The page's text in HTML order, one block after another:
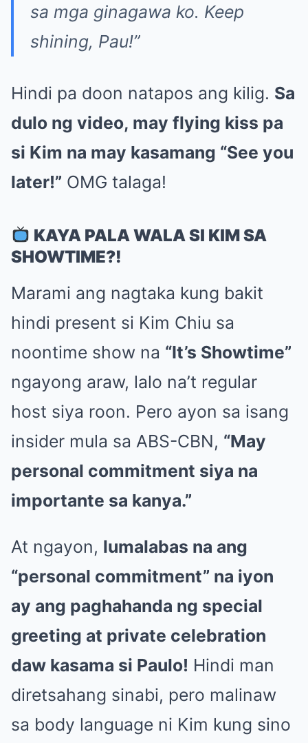
sa mga ginagawa ko. Keep
shining, Pau!”
Hindi pa doon natapos ang kilig. Sa
dulo ng video, may flying kiss pa
si Kim na may kasamang “See you
later!” OMG talaga!
KAYA PALA WALA SI KIM SA
SHOWTIME?!
Marami ang nagtaka kung bakit
hindi present si Kim Chiu sa
noontime show na “It’s Showtime”
ngayong araw, lalo na’t regular
host siya roon. Pero ayon sa isang
insider mula sa ABS-CBN, “May
personal commitment siya na
importante sa kanya.”
At ngayon, lumalabas na ang
“personal commitment” na iyon
ay ang paghahanda ng special
greeting at private celebration
daw kasama si Paulo! Hindi man
diretsahang sinabi, pero malinaw
sa body language ni Kim kung sino